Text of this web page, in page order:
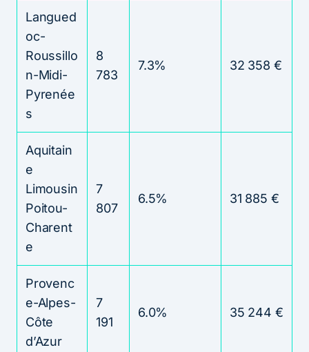
Langued
oc-
Roussillo
n-Midi-
Pyrenée
s
8
783
7.3% 32 358 €
Aquitain
e
Limousin
Poitou-
Charent
e
7
807
6.5% 31 885 €
Provenc
e-Alpes-
Côte
d’Azur
7
191
6.0% 35 244 €